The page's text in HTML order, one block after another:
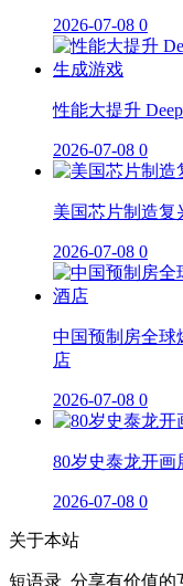
2026-07-08 0
性能大提升
2026-07-08 0
美国芯片制造复
2026-07-08 0
中国预制房全球
店
2026-07-08 0
80岁史泰龙开画
2026-07-08 0
关于本站
短语录_分享有价值的